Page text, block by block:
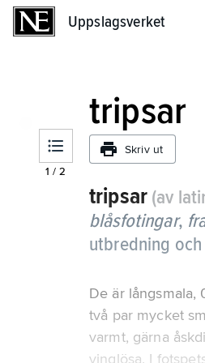
Uppslagsverket
1 /2
tripsar
Skriv ut
tripsar (av
blåsfotingar,
utbredning och
De är långsmala,
två par mycket
varmt, gärna
vinglösa. I